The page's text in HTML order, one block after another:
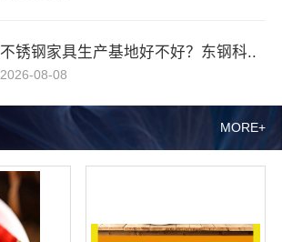
MORE+
不锈钢家具生产基地好不好？东钢科..
2026-08-08